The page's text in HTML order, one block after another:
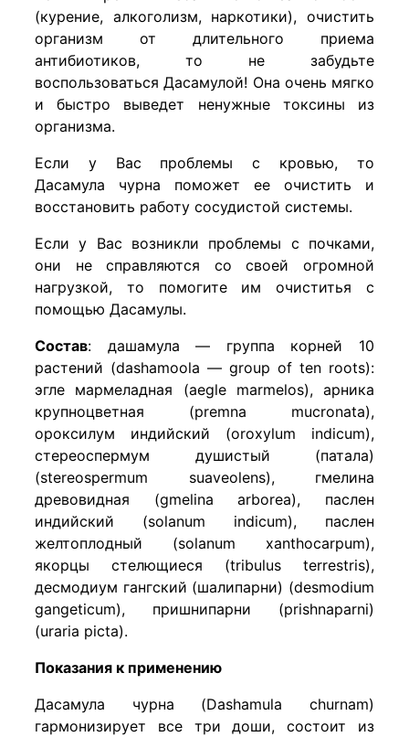
(курение, алкоголизм, наркотики), очистить
организм от длительного приема
антибиотиков, то не забудьте
воспользоваться Дасамулой! Она очень мягко
и быстро выведет ненужные токсины из
организма.
Если у Вас проблемы с кровью, то
Дасамула чурна поможет ее очистить и
восстановить работу сосудистой системы.
Если у Вас возникли проблемы с почками,
они не справляются со своей огромной
нагрузкой, то помогите им очиститья с
помощью Дасамулы.
Состав: дашамула — группа корней 10
растений (dashamoola — group of ten roots):
эгле мармеладная (aegle marmelos), арника
крупноцветная (premna mucronata),
ороксилум индийский (oroxylum indicum),
стереоспермум душистый (патала)
(stereospermum suaveolens), гмелина
древовидная (gmelina arborea), паслен
индийский (solanum indicum), паслен
желтоплодный (solanum xanthocarpum),
якорцы стелющиеся (tribulus terrestris),
десмодиум гангский (шалипарни) (desmodium
gangeticum), пришнипарни (prishnaparni)
(uraria picta).
Показания к применению
Дасамула чурна (Dashamula churnam)
гармонизирует все три доши, состоит из